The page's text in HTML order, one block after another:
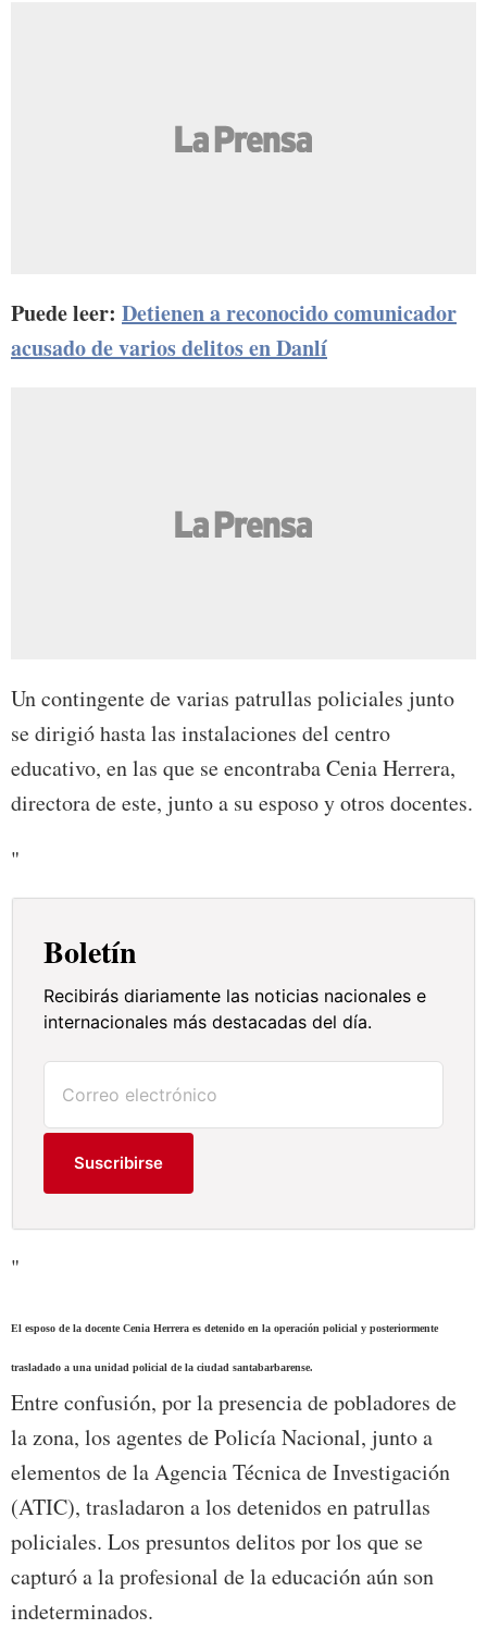
Puede leer: Detienen a reconocido comunicador
acusado de varios delitos en Danlí
Un contingente de varias patrullas policiales junto
se dirigió hasta las instalaciones del centro
educativo, en las que se encontraba Cenia Herrera,
directora de este, junto a su esposo y otros docentes.
"
Boletín
Recibirás diariamente las noticias nacionales e
internacionales más destacadas del día.
Suscribirse
"
El esposo de la docente Cenia Herrera es detenido en la operación policial y posteriormente
trasladado a una unidad policial de la ciudad santabarbarense.
Entre confusión, por la presencia de pobladores de
la zona, los agentes de Policía Nacional, junto a
elementos de la Agencia Técnica de Investigación
(ATIC), trasladaron a los detenidos en patrullas
policiales. Los presuntos delitos por los que se
capturó a la profesional de la educación aún son
indeterminados.